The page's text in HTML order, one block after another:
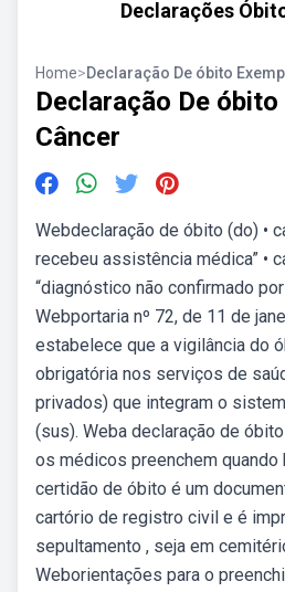
Declarações
Home>Declaração De óbito
Declaração De óbito
Câncer
Webdeclaração de óbito (do) •
recebeu assistência médica” •
“diagnóstico não confirmado
Webportaria nº 72, de 11 de
estabelece que a vigilância do
obrigatória nos serviços de
privados) que integram o
(sus). Weba declaração de
os médicos preenchem quando
certidão de óbito é um
cartório de registro civil e é
sepultamento , seja em
Weborientações para o